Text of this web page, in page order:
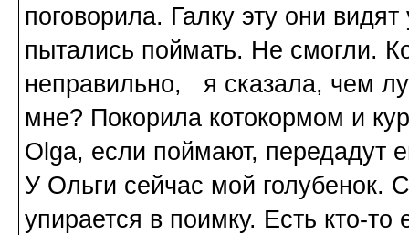
поговорила. Галку эту они
пытались поймать. Не смогли.
неправильно, я сказала, чем
мне? Покорила котокормом и
Olga, если поймают, передадут
У Ольги сейчас мой голубенок.
упирается в поимку. Есть кто-